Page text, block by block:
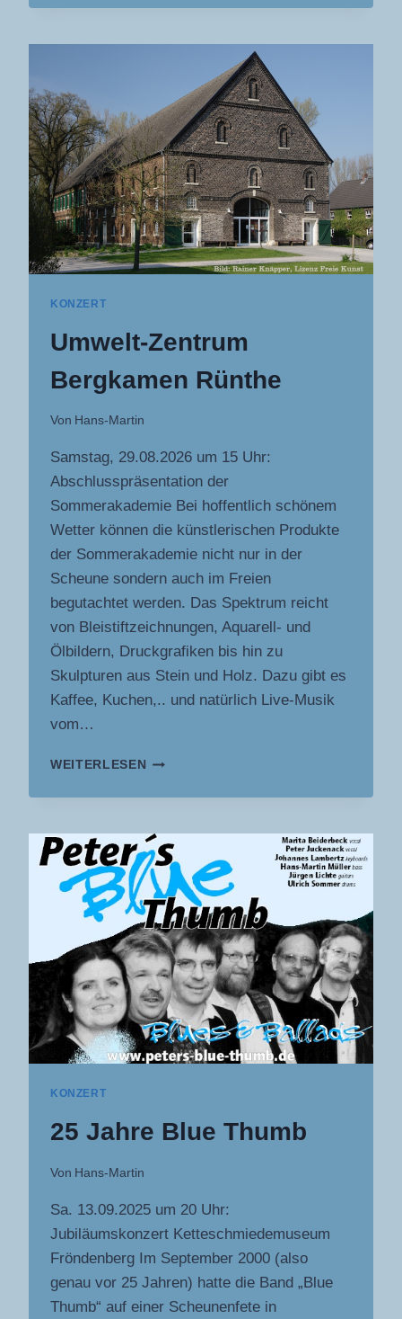
2026
KONZERT
Umwelt-Zentrum
Bergkamen Rünthe
Von Hans-Martin
Samstag, 29.08.2026 um 15 Uhr:
Abschlusspräsentation der
Sommerakademie Bei hoffentlich schönem
Wetter können die künstlerischen Produkte
der Sommerakademie nicht nur in der
Scheune sondern auch im Freien
begutachtet werden. Das Spektrum reicht
von Bleistiftzeichnungen, Aquarell- und
Ölbildern, Druckgrafiken bis hin zu
Skulpturen aus Stein und Holz. Dazu gibt es
Kaffee, Kuchen,.. und natürlich Live-Musik
vom…
WEITERLESEN UMWELT-
BERGKAMEN
KONZERT
25 Jahre Blue Thumb
Von Hans-Martin
Sa. 13.09.2025 um 20 Uhr:
Jubiläumskonzert Ketteschmiedemuseum
Fröndenberg Im September 2000 (also
genau vor 25 Jahren) hatte die Band „Blue
Thumb“ auf einer Scheunenfete in